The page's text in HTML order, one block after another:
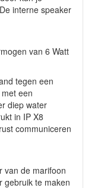
interne speaker
van 6 Watt
tegen een
een
diep water
in IP X8
communiceren
van de marifoon
gebruik te maken